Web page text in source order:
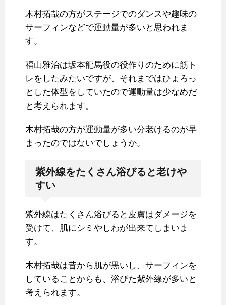
木村拓哉の方がステージでのダンスや趣味の
サーフィンなどで運動量が多いと思われま
す。
福山雅治は坂本龍馬役の役作りのために筋ト
レをしたみたいですが、それまではひょろっ
とした体型をしていたので運動量は少なめだ
と考えられます。
木村拓哉の方が運動量が多い分老けるのが早
まったのではないでしょうか。
紫外線をたくさん浴びると老けや
すい
紫外線はたくさん浴びると皮膚はダメージを
受けて、肌にシミやしわが出来てしまいま
す。
木村拓哉は昔から肌が黒いし、サーフィンを
していることからも、浴びた紫外線が多いと
考えられます。